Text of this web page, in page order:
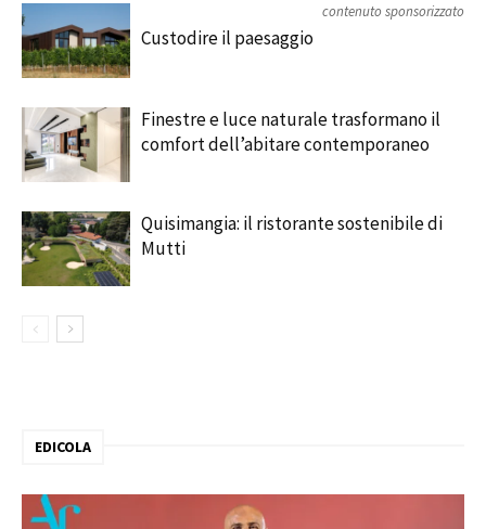
contenuto sponsorizzato
Custodire il paesaggio
Finestre e luce naturale trasformano il
comfort dell’abitare contemporaneo
Quisimangia: il ristorante sostenibile di
Mutti
EDICOLA